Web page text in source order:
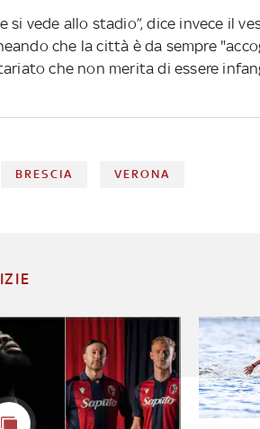
si vede allo stadio”, dice invece il
che la città è da sempre
che non merita di essere
BRESCIA VERONA